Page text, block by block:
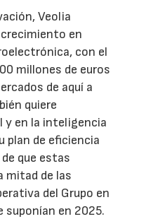
Veolia
en
con el
millones de euros
de aquí a
quiere
y en la inteligencia
plan de eficiencia
que estas
mitad de las
del Grupo en
suponían en 2025.